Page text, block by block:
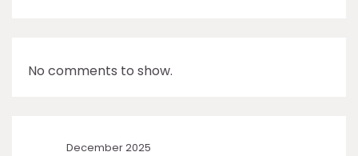
No comments to show.
December 2025